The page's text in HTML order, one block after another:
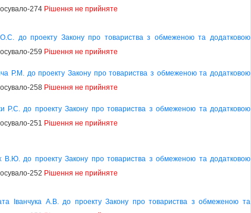
274 Рішення не прийняте
до проекту Закону про товариства з обмеженою та додатковою
259 Рішення не прийняте
Р.М. до проекту Закону про товариства з обмеженою та додатковою
258 Рішення не прийняте
Р.С. до проекту Закону про товариства з обмеженою та додатковою
251 Рішення не прийняте
до проекту Закону про товариства з обмеженою та додатковою
252 Рішення не прийняте
Іванчука А.В. до проекту Закону про товариства з обмеженою та